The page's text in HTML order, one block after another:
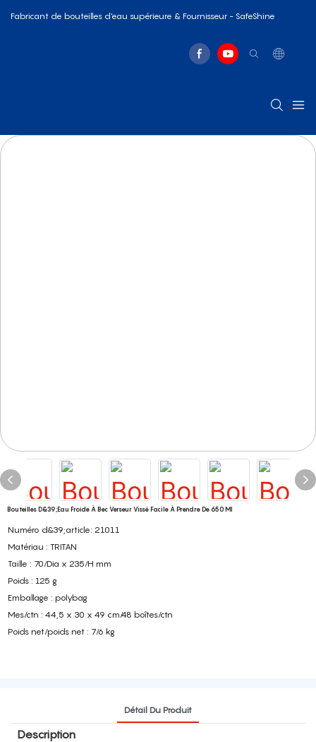
Fabricant de bouteilles d'eau supérieure & Fournisseur - SafeShine
Bouteilles D&39;eau Froide À Bec Verseur Vissé Facile À Prendre De 650 Ml
Numéro d&39;article: 21011
Matériau : TRITAN
Taille : 70/Dia x 235/H mm
Poids : 125 g
Emballage : polybag
Mes/ctn : 44,5 x 30 x 49 cm/48 boîtes/ctn
Poids net/poids net : 7/6 kg
Détail Du Produit
Description